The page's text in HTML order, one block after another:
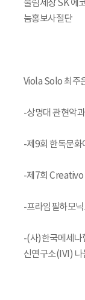
울림세상 SK 에
눔홍보사절단
Viola Solo 최주
-상명대 관현악
-제9회 한독문화
-제7회 Creativo
-프라임필하모
-(사)한국메세나
신연구소(IVI)